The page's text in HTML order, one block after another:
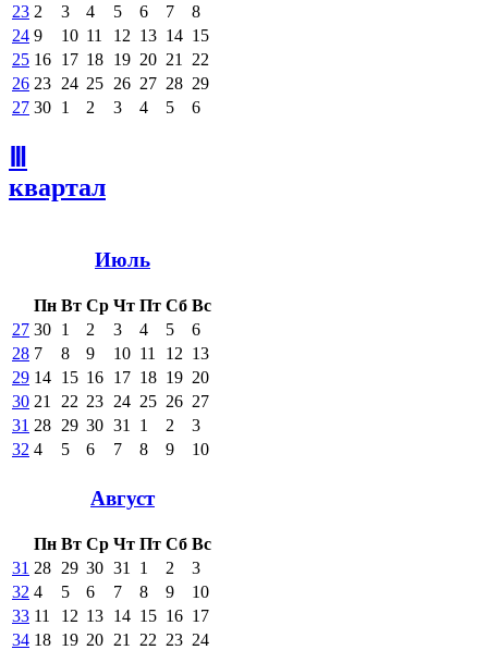
23 2 3 4 5 6 7
8
24 9 10 11 12 13 14 15
25 16 17 18 19 20 21
22
26 23 24 25 26 27 28 29
27 30 1 2 3 4 5 6
квартал
Июль
Пн Вт Ср Чт Пт Сб Вс
27 30 1 2 3 4 5
6
28 7 8 9 10 11 12 13
29 14 15 16 17 18 19 20
30 21 22 23 24 25 26 27
31 28 29 30 31 1 2
3
32 4 5 6 7 8 9 10
Август
Пн Вт Ср Чт Пт Сб Вс
31 28 29 30 31 1 2
3
32 4 5 6 7 8 9
10
33 11 12 13 14 15 16 17
34 18 19 20 21 22 23 24